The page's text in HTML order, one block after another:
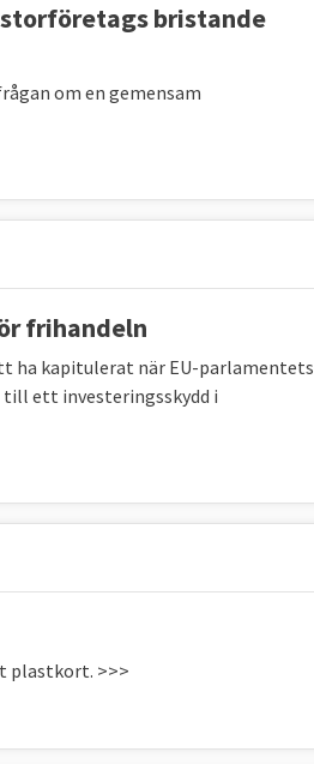
storföretags bristande
om en gemensam
frihandeln
ha kapitulerat när EU-parlamentets
ett investeringsskydd i
plastkort. >>>